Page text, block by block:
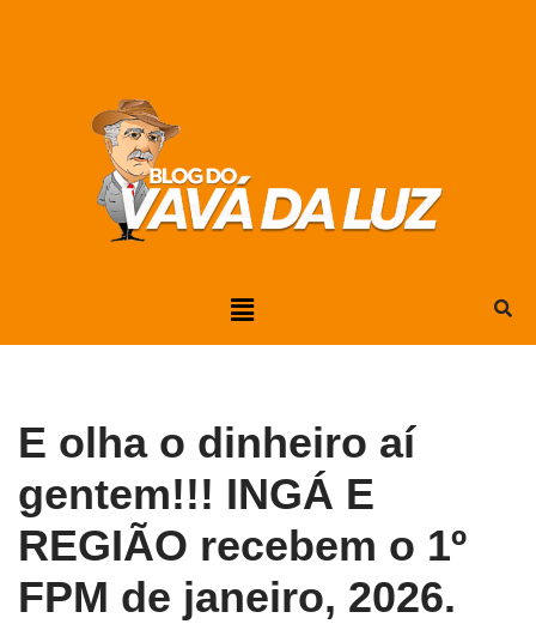
E olha o dinheiro aí
gentem!!! INGÁ E
REGIÃO recebem o 1º
FPM de janeiro, 2026.